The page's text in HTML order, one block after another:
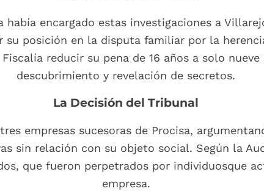
había encargado estas investigaciones a
su posición en la disputa familiar por la
reducir su pena de 16 años a solo
descubrimiento y revelación de secretos.
La Decisión del Tribunal
empresas sucesoras de Procisa,
sin relación con su objeto social. Según la
que fueron perpetrados por individuosque
empresa.